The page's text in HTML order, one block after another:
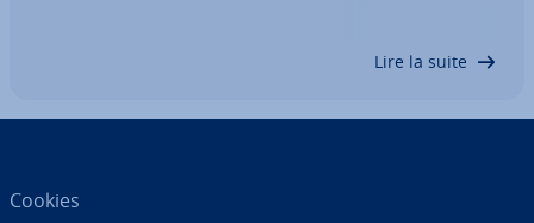
Lire la suite
Cookies